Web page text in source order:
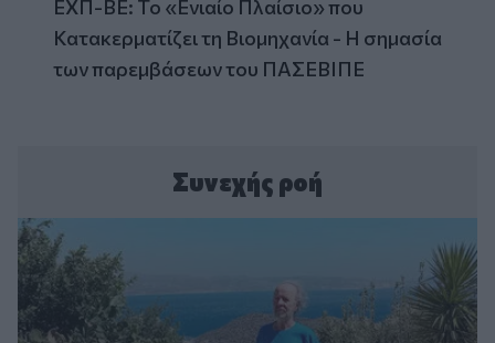
ΕΧΠ-ΒΕ: Το «Ενιαίο Πλαίσιο» που
Κατακερματίζει τη Βιομηχανία - Η σημασία
των παρεμβάσεων του ΠΑΣΕΒΙΠΕ
Συνεχής ροή